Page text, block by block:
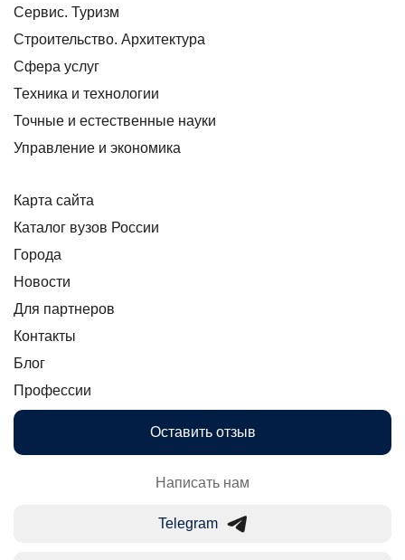
Сервис. Туризм
Строительство. Архитектура
Сфера услуг
Техника и технологии
Точные и естественные науки
Управление и экономика
Карта сайта
Каталог вузов России
Города
Новости
Для партнеров
Контакты
Блог
Профессии
Оставить отзыв
Написать нам
Telegram